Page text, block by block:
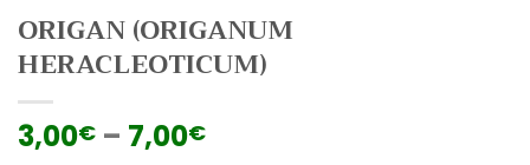
ORIGAN (ORIGANUM
HERACLEOTICUM)
3,00€ – 7,00€